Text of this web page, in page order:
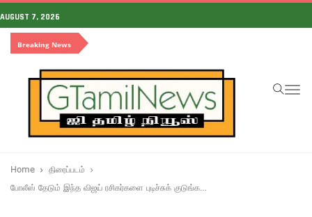
AUGUST 7, 2026
Breaking News
Home
திரைப்படம்
போலீஸ் தேடும் இந்த விஜய் ரசிகர்களை புடிச்சுக் குடுங்க…